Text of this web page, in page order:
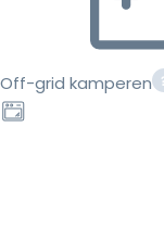
Off-grid kamperen